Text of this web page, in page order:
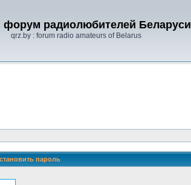
форум радиолюбителей Беларуси
qrz.by : forum radio amateurs of Belarus
пароль